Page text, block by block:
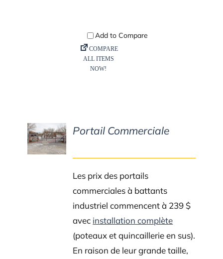
DETAILS
Portail Commerciale
Les prix des portails
commerciales à battants
industriel commencent à 239 $
avec installation complète
(poteaux et quincaillerie en sus).
En raison de leur grande taille,